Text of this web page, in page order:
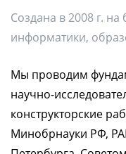
Создана в 2008 г.
информатики,
Мы проводим
научно-
конструкторские
Минобрнауки РФ,